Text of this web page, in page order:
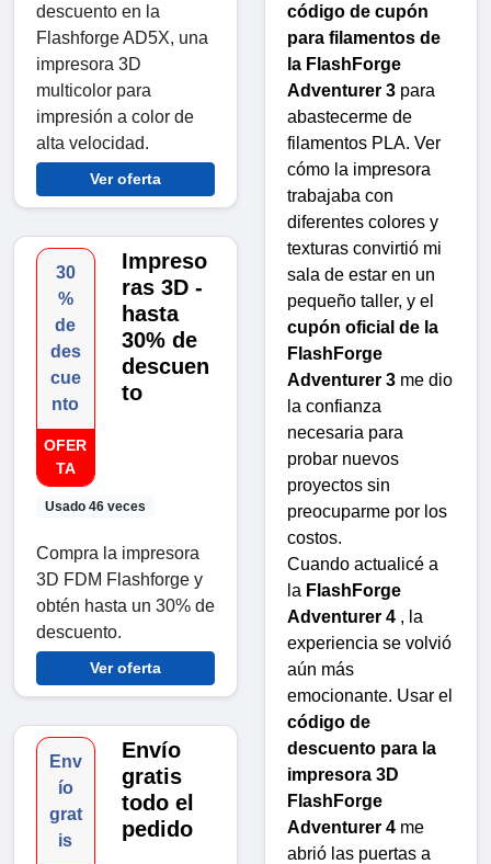
descuento en la
Flashforge AD5X, una
impresora 3D
multicolor para
impresión a color de
alta velocidad.
Ver oferta
30
%
de
des
cue
nto
OFER
TA
Usado 46 veces
Impreso
ras 3D -
hasta
30% de
descuen
to
Compra la impresora
3D FDM Flashforge y
obtén hasta un 30% de
descuento.
Ver oferta
Env
ío
grat
is
Envío
gratis
todo el
pedido
código de cupón
para filamentos de
la FlashForge
Adventurer 3 para
abastecerme de
filamentos PLA. Ver
cómo la impresora
trabajaba con
diferentes colores y
texturas convirtió mi
sala de estar en un
pequeño taller, y el
cupón oficial de la
FlashForge
Adventurer 3 me dio
la confianza
necesaria para
probar nuevos
proyectos sin
preocuparme por los
costos.
Cuando actualicé a
la FlashForge
Adventurer 4 , la
experiencia se volvió
aún más
emocionante. Usar el
código de
descuento para la
impresora 3D
FlashForge
Adventurer 4 me
abrió las puertas a